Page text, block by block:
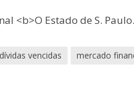
<b>O Estado de S.
dívidas vencidas mercado